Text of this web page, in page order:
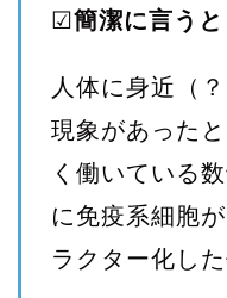
☑簡潔に言うと
人体に身近（
現象があった
く働いている
に免疫系細胞
ラクター化した